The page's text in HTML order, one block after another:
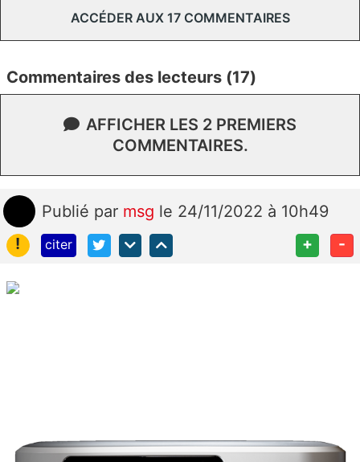
ACCÉDER AUX 17 COMMENTAIRES
Commentaires des lecteurs (17)
AFFICHER LES 2 PREMIERS
COMMENTAIRES.
Publié par msg le 24/11/2022 à 10h49
!
citer + -